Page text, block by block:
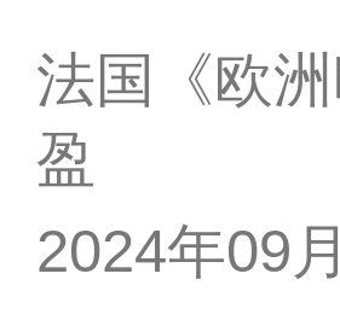
法国《欧
盈
2024年09